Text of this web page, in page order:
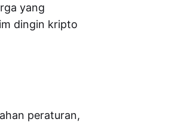
yang
dingin kripto
peraturan,